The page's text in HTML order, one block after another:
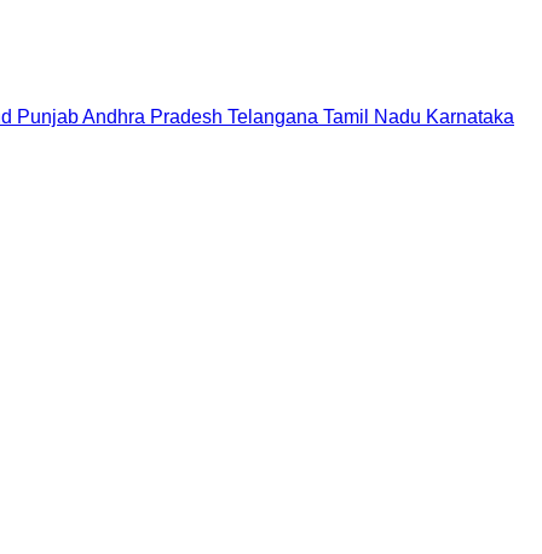
PunjabAndhra Pradesh Telangana Tamil Nadu Karnataka